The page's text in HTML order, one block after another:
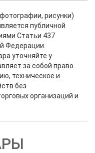
рисунки)
публичной
Статьи 437
Федерации.
уточняйте у
за собой право
техническое и
без
организаций и